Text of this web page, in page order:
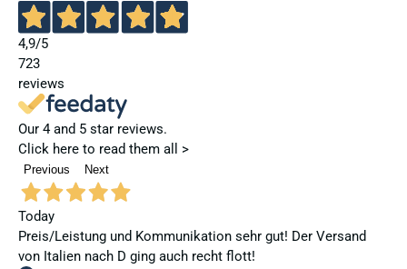
4,9/5
723
reviews
Our 4 and 5 star reviews.
Click here to read them all >
Previous Next
Today
Preis/Leistung und Kommunikation sehr gut! Der Versand
von Italien nach D ging auch recht flott!